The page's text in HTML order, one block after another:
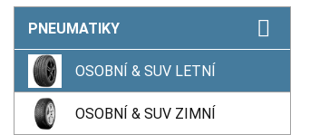
PNEUMATIKY
OSOBNÍ & SUV LETNÍ
OSOBNÍ & SUV ZIMNÍ